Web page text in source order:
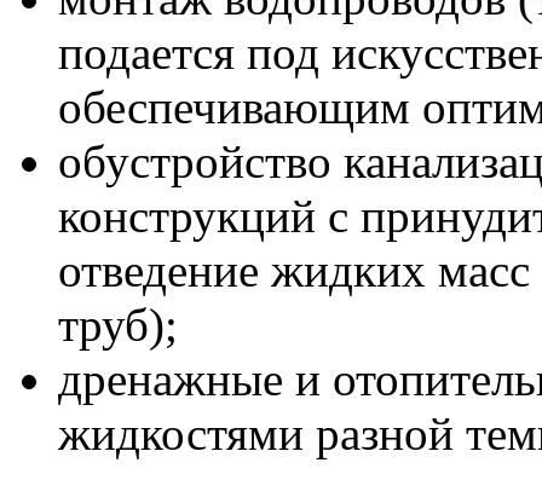
подается под
обеспечивающим
обустройство
конструкций с
отведение жидких
труб);
дренажные и
жидкостями разной